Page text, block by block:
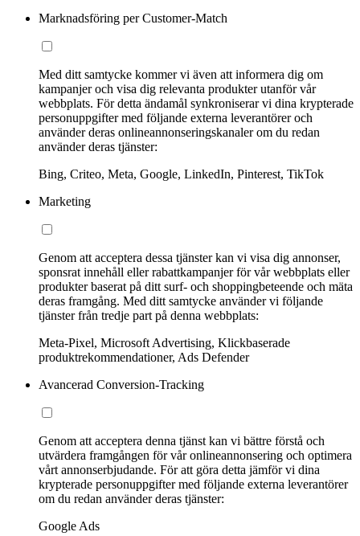
Marknadsföring per Customer-Match
Med ditt samtycke kommer vi även att informera dig om
kampanjer och visa dig relevanta produkter utanför vår
webbplats. För detta ändamål synkroniserar vi dina krypterade
personuppgifter med följande externa leverantörer och
använder deras onlineannonseringskanaler om du redan
använder deras tjänster:
Bing, Criteo, Meta, Google, LinkedIn, Pinterest, TikTok
Marketing
Genom att acceptera dessa tjänster kan vi visa dig annonser,
sponsrat innehåll eller rabattkampanjer för vår webbplats eller
produkter baserat på ditt surf- och shoppingbeteende och mäta
deras framgång. Med ditt samtycke använder vi följande
tjänster från tredje part på denna webbplats:
Meta-Pixel, Microsoft Advertising, Klickbaserade
produktrekommendationer, Ads Defender
Avancerad Conversion-Tracking
Genom att acceptera denna tjänst kan vi bättre förstå och
utvärdera framgången för vår onlineannonsering och optimera
vårt annonserbjudande. För att göra detta jämför vi dina
krypterade personuppgifter med följande externa leverantörer
om du redan använder deras tjänster:
Google Ads